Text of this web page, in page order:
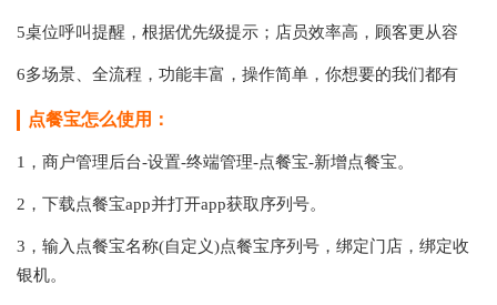
5桌位呼叫提醒，根据优先级提示；店员效率高，顾客更从容
6多场景、全流程，功能丰富，操作简单，你想要的我们都有
点餐宝怎么使用：
1，商户管理后台-设置-终端管理-点餐宝-新增点餐宝。
2，下载点餐宝app并打开app获取序列号。
3，输入点餐宝名称(自定义)点餐宝序列号，绑定门店，绑定收
银机。